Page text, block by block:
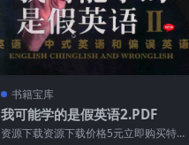
书籍宝库
我可能学的是假英语2.PDF
资源下载资源下载价格5元立即购买特